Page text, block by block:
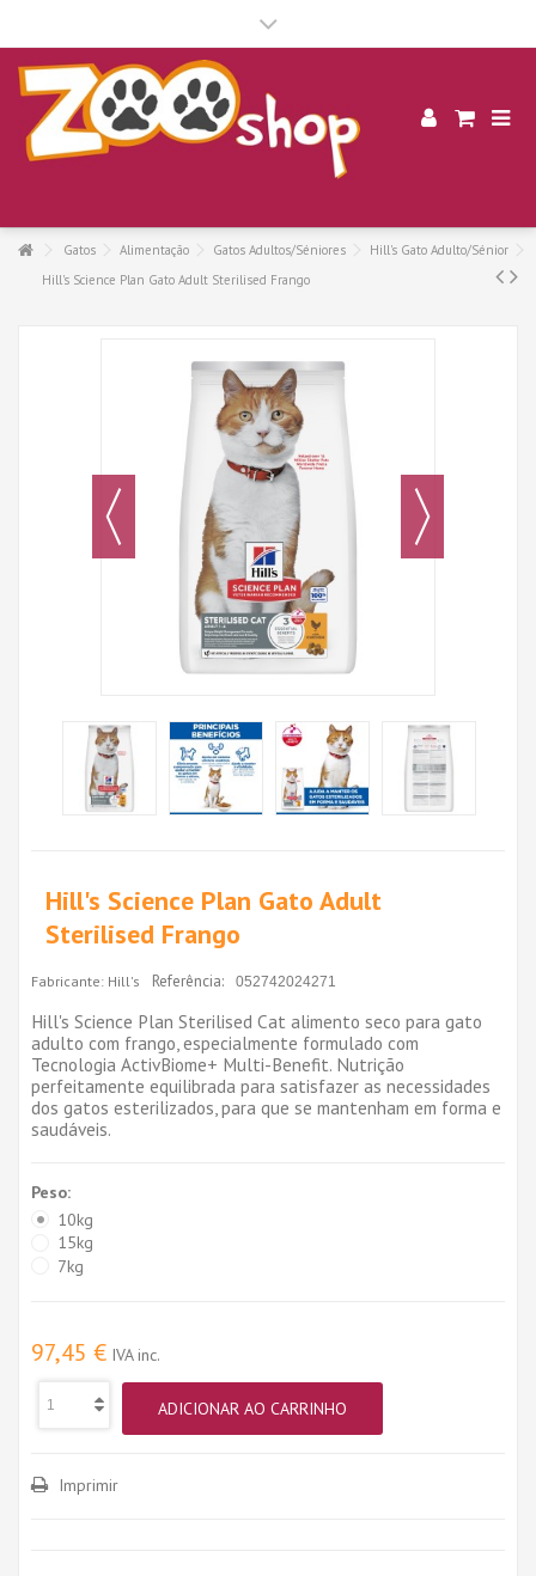
Gatos Alimentação Gatos Adultos/Séniores
Hill's Gato Adulto/Sénior
Hill's Science Plan Gato Adult Sterilised Frango
Hill's Science Plan Gato Adult
Sterilised Frango
Fabricante: Hill's Referência: 052742024271
Hill's Science Plan Sterilised Cat alimento seco para gato
adulto com frango, especialmente formulado com
Tecnologia ActivBiome+ Multi-Benefit. Nutrição
perfeitamente equilibrada para satisfazer as necessidades
dos gatos esterilizados, para que se mantenham em forma e
saudáveis.
Peso:
10kg
15kg
7kg
97,45 € IVA inc.
ADICIONAR AO CARRINHO
Imprimir